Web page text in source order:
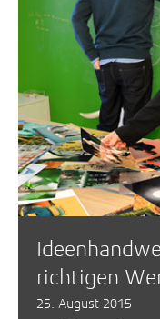
richtigen
25. August 2015